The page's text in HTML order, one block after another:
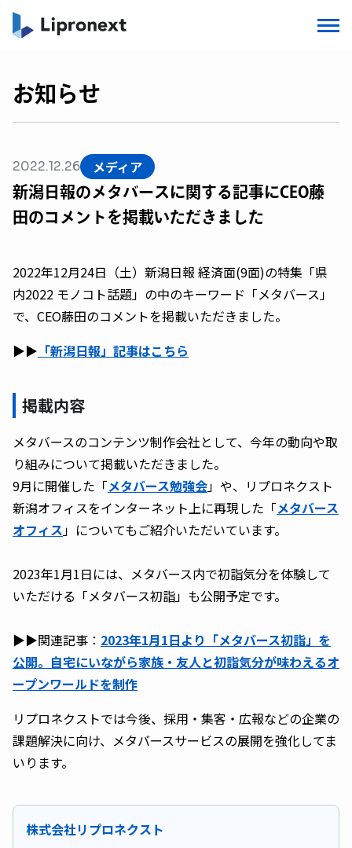
お知らせ
2022.12.26 メディア
新潟日報のメタバースに関する記事にCEO藤
田のコメントを掲載いただきました
2022年12月24日（土）新潟日報 経済面(9面)の特集「県
内2022 モノコト話題」の中のキーワード「メタバース」
で、CEO藤田のコメントを掲載いただきました。
▶︎▶︎ 「新潟日報」記事はこちら
掲載内容
メタバースのコンテンツ制作会社として、今年の動向や取
り組みについて掲載いただきました。
9月に開催した「メタバース勉強会」や、リプロネクスト
新潟オフィスをインターネット上に再現した「メタバース
オフィス」についてもご紹介いただいています。
2023年1月1日には、メタバース内で初詣気分を体験して
いただける「メタバース初詣」も公開予定です。
▶︎▶︎関連記事： 2023年1月1日より「メタバース初詣」を
公開。自宅にいながら家族・友人と初詣気分が味わえるオ
ープンワールドを制作
リプロネクストでは今後、採用・集客・広報などの企業の
課題解決に向け、メタバースサービスの展開を強化してま
いります。
株式会社リプロネクスト